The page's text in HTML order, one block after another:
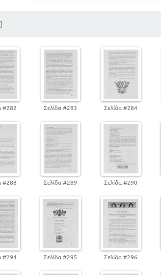
#282 Σελίδα #283 Σελίδα #284
#288 Σελίδα #289 Σελίδα #290
#294 Σελίδα #295 Σελίδα #296